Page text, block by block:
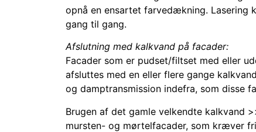
opnå en ensartet farvedækning. Lasering
gang til gang.
Afslutning med kalkvand på facader:
Facader som er pudset/filtset med eller
afsluttes med en eller flere gange
og damptransmission indefra, som disse
Brugen af det gamle velkendte kalkvand
mursten- og mørtelfacader, som kræver